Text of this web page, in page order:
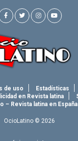
de uso Estadísticas
en Revista latina
– Revista latina en España
OcioLatino © 2026